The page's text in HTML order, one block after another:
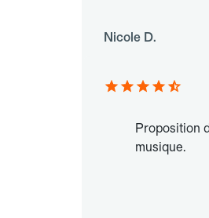
Nicole D.
Proposition
musique.